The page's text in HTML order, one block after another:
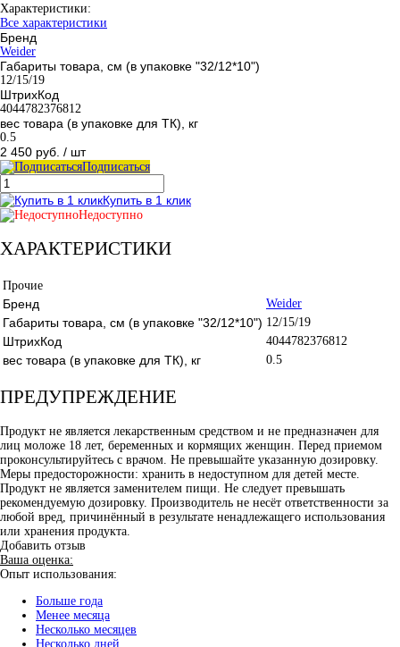
Характеристики:
Все характеристики
Бренд
Weider
Габариты товара, см (в упаковке "32/12*10")
12/15/19
ШтрихКод
4044782376812
вес товара (в упаковке для ТК), кг
0.5
2 450 руб. / шт
Подписаться
Купить в 1 клик
Недоступно
ХАРАКТЕРИСТИКИ
Прочие
Бренд Weider
Габариты товара, см (в упаковке "32/12*10") 12/15/19
ШтрихКод 4044782376812
вес товара (в упаковке для ТК), кг 0.5
ПРЕДУПРЕЖДЕНИЕ
Продукт не является лекарственным средством и не предназначен для
лиц моложе 18 лет, беременных и кормящих женщин. Перед приемом
проконсультируйтесь с врачом. Не превышайте указанную дозировку.
Меры предосторожности: хранить в недоступном для детей месте.
Продукт не является заменителем пищи. Не следует превышать
рекомендуемую дозировку. Производитель не несёт ответственности за
любой вред, причинённый в результате ненадлежащего использования
или хранения продукта.
Добавить отзыв
Ваша оценка:
Опыт использования:
Больше года
Менее месяца
Несколько месяцев
Несколько дней